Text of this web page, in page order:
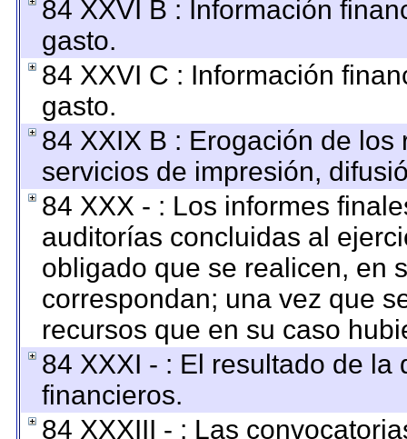
84 XXVI B : Información
gasto.
84 XXVI C : Información
gasto.
84 XXIX B : Erogación de
servicios de impresión,
84 XXX - : Los informes
auditorías concluidas al
obligado que se realicen, en
correspondan; una vez que
recursos que en su caso
84 XXXI - : El resultado de
financieros.
84 XXXIII - : Las